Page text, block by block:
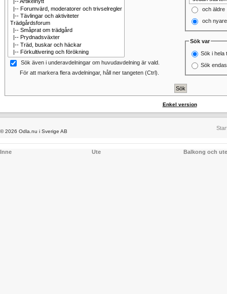
Sök även i underavdelningar om huvudavdelning är vald.
För att markera flera avdelningar, håll ner tangeten (Ctrl).
och äldre
och nyare
Sök var
Sök i hela
Sök
Enkel version
© 2026 Odla.nu i Sverige AB
Inne Ute Balkong och